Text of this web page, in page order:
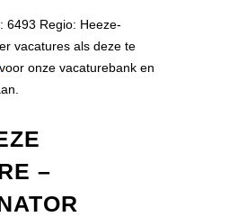
6493 Regio: Heeze-
vacatures als deze te
voor onze vacaturebank en
–